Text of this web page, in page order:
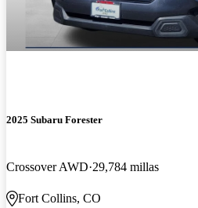
2025 Subaru Forester
Crossover AWD 29,784 millas
Fort Collins, CO